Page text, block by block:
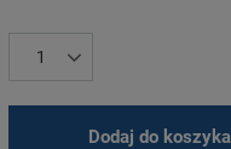
Dodaj do koszyka